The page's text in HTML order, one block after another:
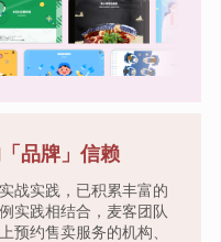
品牌」信赖
战实践，已积累丰富的
实践相结合，麦客团队
预约售卖服务的机构、